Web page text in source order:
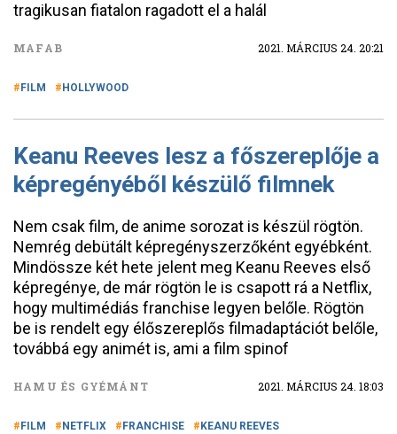
tragikusan fiatalon ragadott el a halál
MAFAB 2021. MÁRCIUS 24. 20:21
FILM HOLLYWOOD
Keanu Reeves lesz a főszereplője a
képregényéből készülő filmnek
Nem csak film, de anime sorozat is készül rögtön.
Nemrég debütált képregényszerzőként egyébként.
Mindössze két hete jelent meg Keanu Reeves első
képregénye, de már rögtön le is csapott rá a Netflix,
hogy multimédiás franchise legyen belőle. Rögtön
be is rendelt egy élőszereplős filmadaptációt belőle,
továbbá egy animét is, ami a film spinof
HAMU ÉS GYÉMÁNT 2021. MÁRCIUS 24. 18:03
FILM NETFLIX FRANCHISE KEANU REEVES